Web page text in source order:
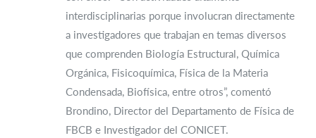
interdisciplinarias porque involucran directamente
a investigadores que trabajan en temas diversos
que comprenden Biología Estructural, Química
Orgánica, Fisicoquímica, Física de la Materia
Condensada, Biofísica, entre otros”, comentó
Brondino, Director del Departamento de Física de
FBCB e Investigador del CONICET.